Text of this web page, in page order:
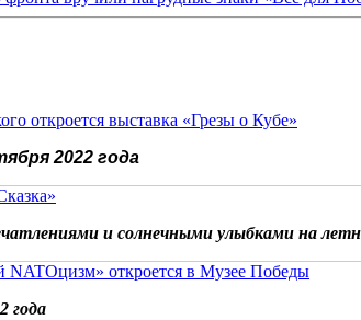
откроется выставка «Грезы о Кубе»
2022 года
и солнечными улыбками на
откроется в Музее Победы
года